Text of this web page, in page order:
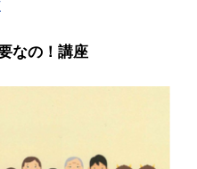
なの！講座